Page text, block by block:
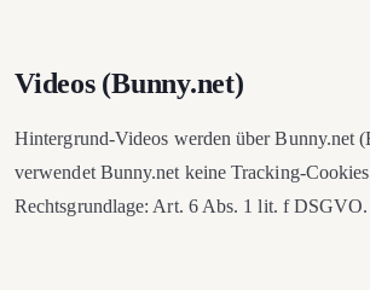
Videos (Bunny.net)
Hintergrund-Videos werden über Bunny.net
verwendet Bunny.net keine Tracking-
Rechtsgrundlage: Art. 6 Abs. 1 lit. f DSGVO.